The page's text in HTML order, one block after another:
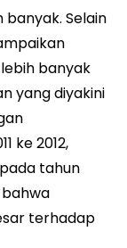
banyak. Selain
banyak
yang diyakini
ke 2012,
tahun
bahwa
terhadap